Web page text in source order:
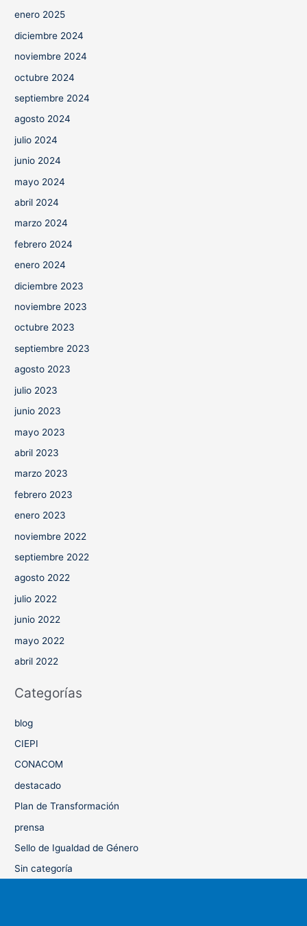
enero 2025
diciembre 2024
noviembre 2024
octubre 2024
septiembre 2024
agosto 2024
julio 2024
junio 2024
mayo 2024
abril 2024
marzo 2024
febrero 2024
enero 2024
diciembre 2023
noviembre 2023
octubre 2023
septiembre 2023
agosto 2023
julio 2023
junio 2023
mayo 2023
abril 2023
marzo 2023
febrero 2023
enero 2023
noviembre 2022
septiembre 2022
agosto 2022
julio 2022
junio 2022
mayo 2022
abril 2022
Categorías
blog
CIEPI
CONACOM
destacado
Plan de Transformación
prensa
Sello de Igualdad de Género
Sin categoría